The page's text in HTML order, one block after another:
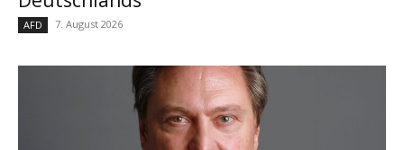
AFD 7. August 2026